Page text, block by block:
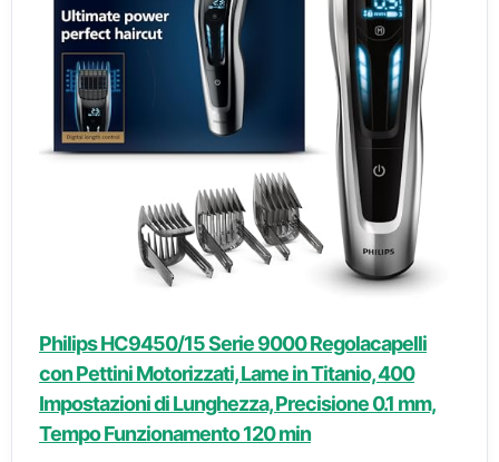
Philips HC9450/15 Serie 9000 Regolacapelli
con Pettini Motorizzati, Lame in Titanio, 400
Impostazioni di Lunghezza, Precisione 0.1 mm,
Tempo Funzionamento 120 min